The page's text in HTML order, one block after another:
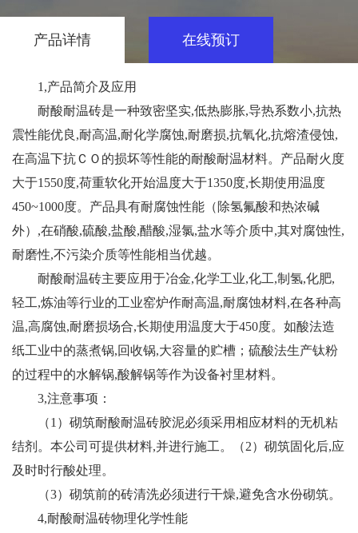
产品详情 在线预订
1,产品简介及应用
耐酸耐温砖是一种致密坚实,低热膨胀,导热系数小,抗热
震性能优良,耐高温,耐化学腐蚀,耐磨损,抗氧化,抗熔渣侵蚀,
在高温下抗ＣＯ的损坏等性能的耐酸耐温材料。产品耐火度
大于1550度,荷重软化开始温度大于1350度,长期使用温度
450~1000度。产品具有耐腐蚀性能（除氢氟酸和热浓碱
外）,在硝酸,硫酸,盐酸,醋酸,湿氯,盐水等介质中,其对腐蚀性,
耐磨性,不污染介质等性能相当优越。
耐酸耐温砖主要应用于冶金,化学工业,化工,制氢,化肥,
轻工,炼油等行业的工业窑炉作耐高温,耐腐蚀材料,在各种高
温,高腐蚀,耐磨损场合,长期使用温度大于450度。如酸法造
纸工业中的蒸煮锅,回收锅,大容量的贮槽；硫酸法生产钛粉
的过程中的水解锅,酸解锅等作为设备衬里材料。
3,注意事项：
（1）砌筑耐酸耐温砖胶泥必须采用相应材料的无机粘
结剂。本公司可提供材料,并进行施工。（2）砌筑固化后,应
及时时行酸处理。
（3）砌筑前的砖清洗必须进行干燥,避免含水份砌筑。
4,耐酸耐温砖物理化学性能